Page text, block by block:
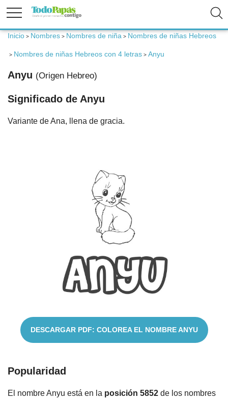
Embarazo
Inicio > Nombres > Nombres de niña > Nombres de niñas Hebreos
> Nombres de niñas Hebreos con 4 letras > Anyu
Anyu (Origen Hebreo)
Significado de Anyu
Variante de Ana, llena de gracia.
DESCARGAR PDF: COLOREA EL NOMBRE ANYU
Popularidad
El nombre Anyu está en la posición 5852 de los nombres